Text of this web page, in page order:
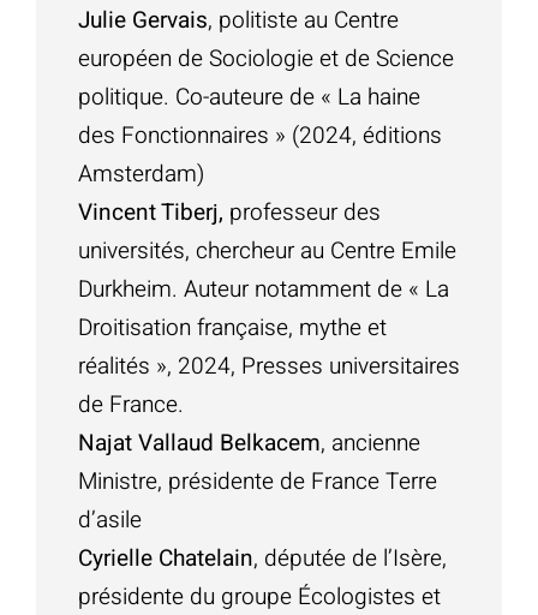
Julie Gervais, politiste au Centre
européen de Sociologie et de Science
politique. Co-auteure de « La haine
des Fonctionnaires » (2024, éditions
Amsterdam)
Vincent Tiberj, professeur des
universités, chercheur au Centre Emile
Durkheim. Auteur notamment de « La
Droitisation française, mythe et
réalités », 2024, Presses universitaires
de France.
Najat Vallaud Belkacem, ancienne
Ministre, présidente de France Terre
d’asile
Cyrielle Chatelain, députée de l’Isère,
présidente du groupe Écologistes et